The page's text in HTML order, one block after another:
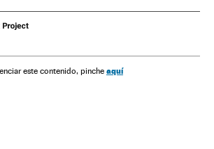
Madrid
Doenças infecciosas
este contenido, pinche aquí